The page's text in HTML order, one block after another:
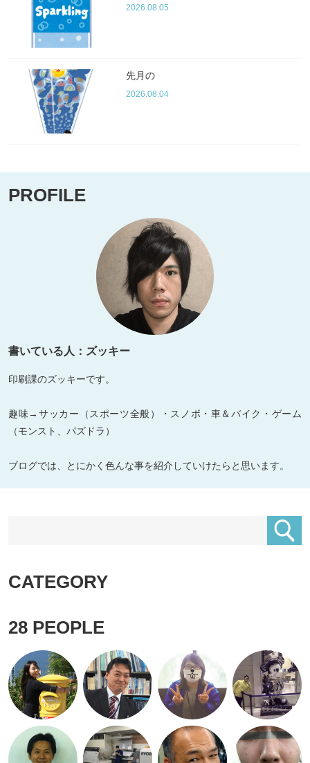
2026.08.05
先月の
2026.08.04
PROFILE
書いている人：ズッキー
印刷課のズッキーです。
趣味→サッカー（スポーツ全般）・スノボ・車＆バイク・ゲーム
（モンスト、パズドラ）
ブログでは、とにかく色んな事を紹介していけたらと思います。
CATEGORY
28 PEOPLE